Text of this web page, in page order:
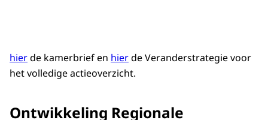
hierde kamerbrief en hierde Veranderstrategie voor
het volledige actieoverzicht.
Ontwikkeling Regionale